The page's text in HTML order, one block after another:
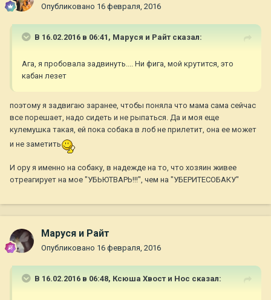
Опубликовано 16 февраля, 2016
В 16.02.2016 в 06:41, Маруся и Райт сказал:
Ага, я пробовала задвинуть.... Ни фига, мой крутится, это
кабан лезет
поэтому я задвигаю заранее, чтобы поняла что мама сама сейчас
все порешает, надо сидеть и не рыпаться. Да и моя еще
кулемушка такая, ей пока собака в лоб не прилетит, она ее может
и не заметить
И ору я именно на собаку, в надежде на то, что хозяин живее
отреагирует на мое "УБЬЮТВАРЬ!!!", чем на "УБЕРИТЕСОБАКУ"
Маруся и Райт
Опубликовано 16 февраля, 2016
В 16.02.2016 в 06:48, Ксюша Хвост и Нос сказал: